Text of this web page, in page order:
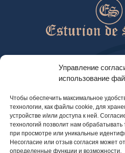
Управление
использование
Чтобы обеспечить максимальное
технологии, как файлы cookie, для
устройстве и/или доступа к ней.
технологий позволит нам
при просмотре или уникальные
Несогласие или отзыв согласия может
определенные функции и возможности.
с 9 до 18
Способы